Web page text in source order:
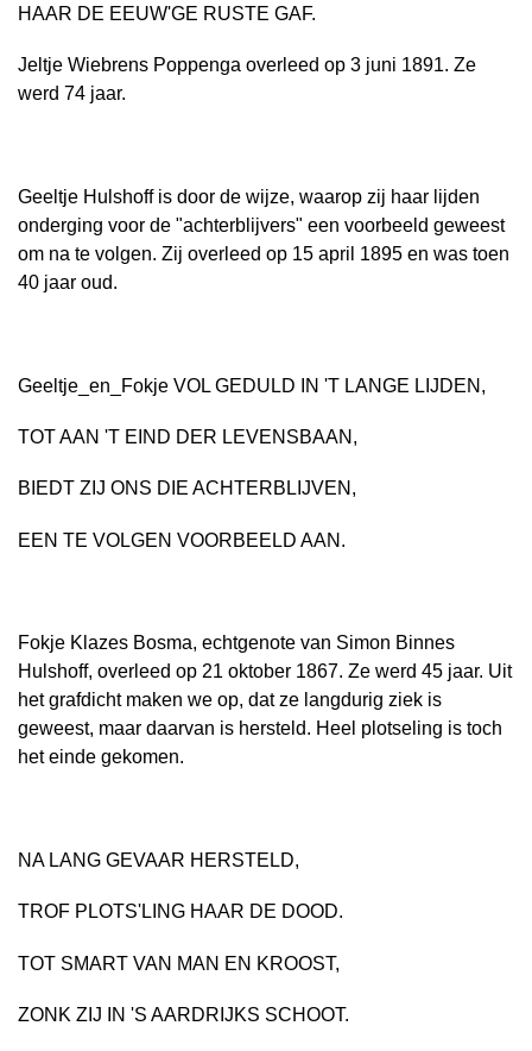
HAAR DE EEUW'GE RUSTE GAF.
Jeltje Wiebrens Poppenga overleed op 3 juni 1891. Ze
werd 74 jaar.
Geeltje Hulshoff is door de wijze, waarop zij haar lijden
onderging voor de "achterblijvers" een voorbeeld geweest
om na te volgen. Zij overleed op 15 april 1895 en was toen
40 jaar oud.
Geeltje_en_Fokje VOL GEDULD IN 'T LANGE LIJDEN,
TOT AAN 'T EIND DER LEVENSBAAN,
BIEDT ZIJ ONS DIE ACHTERBLIJVEN,
EEN TE VOLGEN VOORBEELD AAN.
Fokje Klazes Bosma, echtgenote van Simon Binnes
Hulshoff, overleed op 21 oktober 1867. Ze werd 45 jaar. Uit
het grafdicht maken we op, dat ze langdurig ziek is
geweest, maar daarvan is hersteld. Heel plotseling is toch
het einde gekomen.
NA LANG GEVAAR HERSTELD,
TROF PLOTS'LING HAAR DE DOOD.
TOT SMART VAN MAN EN KROOST,
ZONK ZIJ IN 'S AARDRIJKS SCHOOT.